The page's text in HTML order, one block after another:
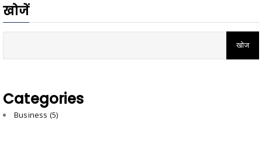
खोजें
Categories
Business (5)